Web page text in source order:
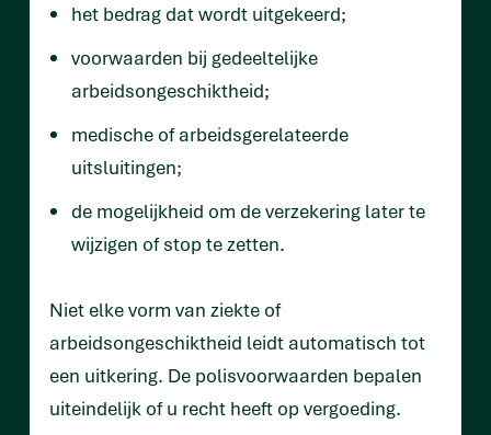
het bedrag dat wordt uitgekeerd;
voorwaarden bij gedeeltelijke
arbeidsongeschiktheid;
medische of arbeidsgerelateerde
uitsluitingen;
de mogelijkheid om de verzekering later te
wijzigen of stop te zetten.
Niet elke vorm van ziekte of
arbeidsongeschiktheid leidt automatisch tot
een uitkering. De polisvoorwaarden bepalen
uiteindelijk of u recht heeft op vergoeding.